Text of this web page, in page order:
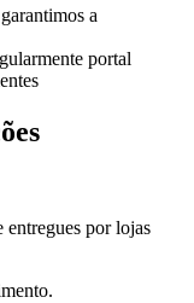
a
portal
por lojas